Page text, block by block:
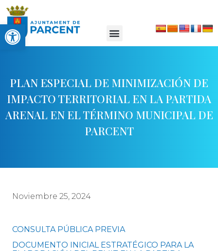
Abrir barra de herramientas
PLAN ESPECIAL DE MINIMIZACIÓN DE
IMPACTO TERRITORIAL EN LA PARTIDA
ARENAL EN EL TÉRMINO MUNICIPAL DE
PARCENT
Noviembre 25, 2024
CONSULTA PÚBLICA PREVIA
DOCUMENTO INICIAL ESTRATÉGICO PARA LA